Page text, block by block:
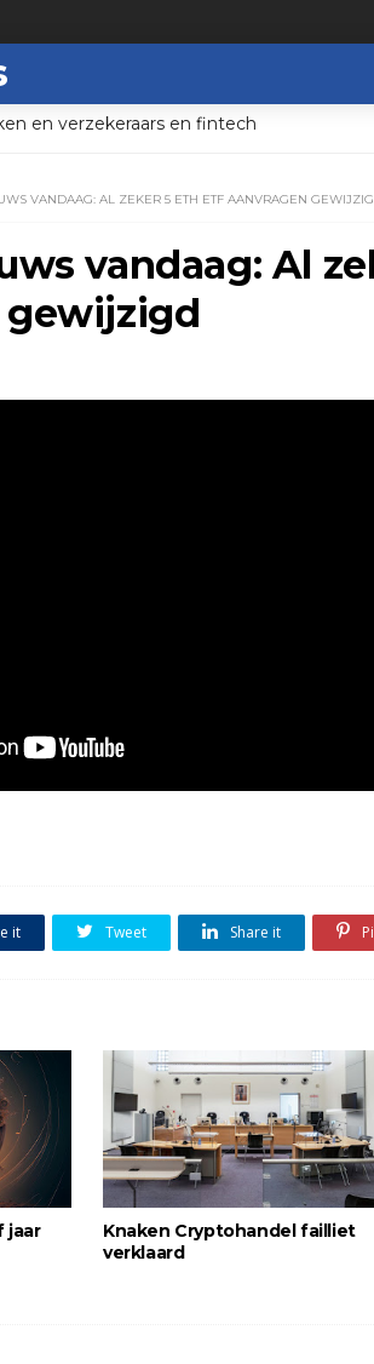
en verzekeraars en fintech
VANDAAG: AL ZEKER 5 ETH ETF AANVRAGEN
vandaag: Al
gewijzigd
it Tweet Share it
jaar
Knaken Cryptohandel failliet
verklaard